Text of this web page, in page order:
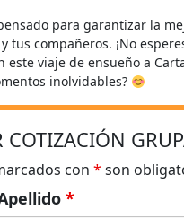
para garantizar la
tus compañeros. ¡No
este viaje de ensueño a
inolvidables?
COTIZACIÓN
con * son
*